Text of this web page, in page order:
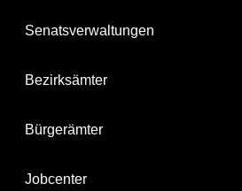
Senatsverwaltungen
Bezirksämter
Bürgerämter
Jobcenter